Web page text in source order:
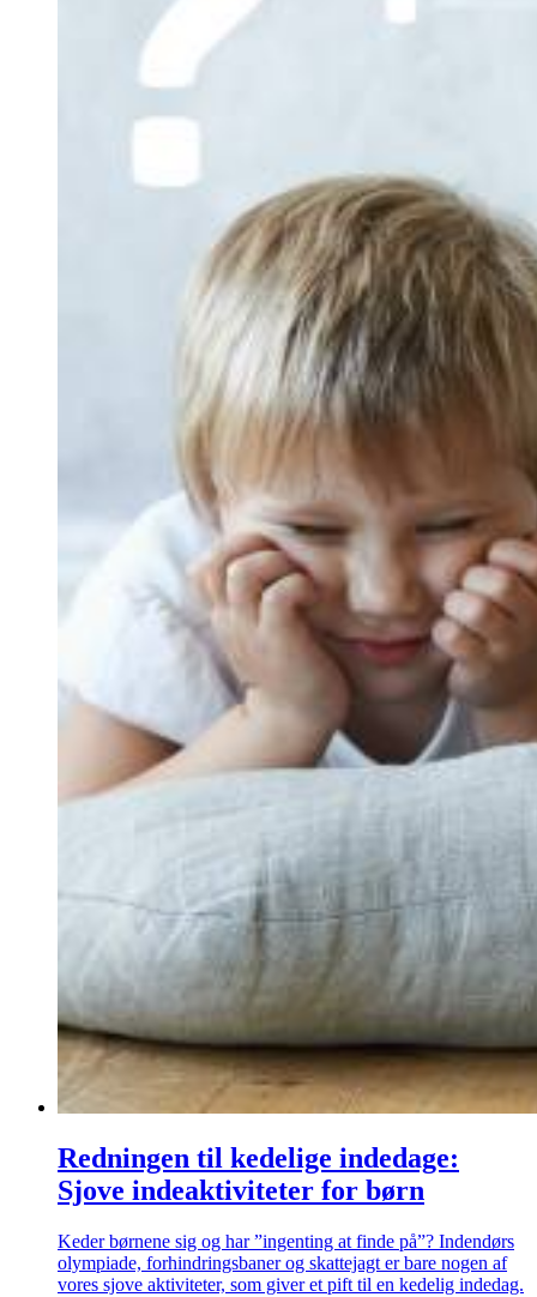
Redningen til kedelige indedage:
Sjove indeaktiviteter for børn
Keder børnene sig og har ”ingenting at finde på”? Indendørs
olympiade, forhindringsbaner og skattejagt er bare nogen af
vores sjove aktiviteter, som giver et pift til en kedelig indedag.